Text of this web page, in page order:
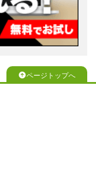
ページトップへ